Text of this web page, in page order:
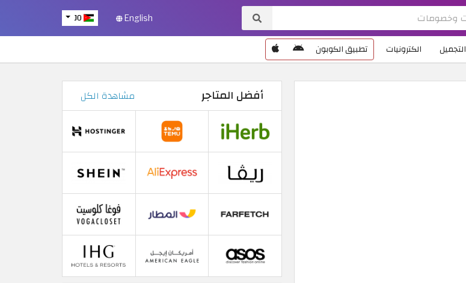
JO English
التجميل الكترونيات تطبيق الكوبون
أفضل المتاجر مشاهدة الكل